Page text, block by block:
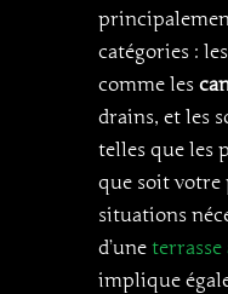
catégories :
comme les
drains, et les
telles que les
que soit votre
situations
d’une terrasse
implique